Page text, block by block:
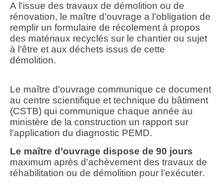
A l'issue des travaux de démolition ou de
rénovation, le maître d'ouvrage a l'obligation de
remplir un formulaire de récolement à propos
des matériaux recyclés sur le chantier ou sujet
à l'être et aux déchets issus de cette
démolition.
Le maître d'ouvrage communique ce document
au centre scientifique et technique du bâtiment
(CSTB) qui communique chaque année au
ministère de la construction un rapport sur
l'application du diagnostic PEMD.
Le maître d’ouvrage dispose de 90 jours
maximum après d'achèvement des travaux de
réhabilitation ou de démolition pour l’exécuter.